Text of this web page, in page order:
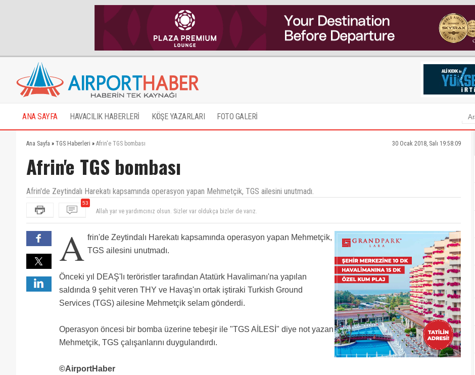
ANA SAYFA HAVACILIK HABERLERİ KÖŞE YAZARLARI FOTO GALERİ
Ana Sayfa » TGS Haberleri » Afrin'e TGS bombası 30 Ocak 2018, Salı 19:58:09
Afrin'e TGS bombası
Afrin'de Zeytindalı Harekatı kapsamında operasyon yapan Mehmetçik, TGS ailesini unutmadı.
53
Allah tüm inananlarin yardımcısı olsun
O gece hala aklımda Rabbim birdaha yaşatmasın bize .! Rabbim mehmedimin ayagına taş değdirmesin Allah yardımcınız olsun gardaşlar
Allah yardimciniz olsun insallah Ne Mutlu Türküm Diyene
Allah mehmetciklerimizin yardımcısı olsun. Her bomba teröristlerin kafasına düşsün.
A frin'de Zeytindalı Harekatı kapsamında operasyon yapan Mehmetçik,
TGS ailesini unutmadı.
Önceki yıl DEAŞ'lı teröristler tarafından Atatürk Havalimanı'na yapılan
saldırıda 9 şehit veren THY ve Havaş'ın ortak iştiraki Turkish Ground
Services (TGS) ailesine Mehmetçik selam gönderdi.
Operasyon öncesi bir bomba üzerine tebeşir ile "TGS AİLESİ" diye not yazan
Mehmetçik, TGS çalışanlarını duygulandırdı.
©AirportHaber